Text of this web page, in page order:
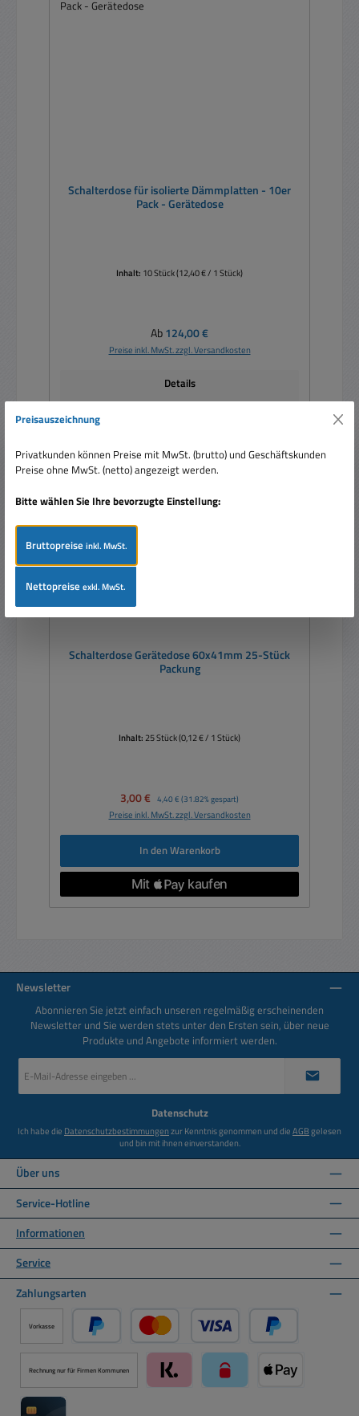
Schalterdose für isolierte Dämmplatten - 10er
Pack - Gerätedose
Inhalt: 10 Stück(12,40 € / 1 Stück)
Regulärer Preis:
Ab124,00 €
Preise inkl. MwSt. zzgl. Versandkosten
Details
%Rabatt
Schalterdose Gerätedose 60x41mm 25-Stück
Packung
Inhalt:25 Stück(0,12 € / 1 Stück)
Verkaufspreis:
3,00 € Regulärer Preis:
4,40 € (31.82% gespart)
Preise inkl. MwSt. zzgl. Versandkosten
In den Warenkorb
Newsletter
Abonnieren Sie jetzt einfach unseren regelmäßig erscheinenden
Newsletter und Sie werden stets unter den Ersten sein, über neue
Produkte und Angebote informiert werden.
Mail-
Datenschutz
Ich habe die Datenschutzbestimmungenzur Kenntnis genommen und dieAGBgelesen
und bin mit ihnen einverstanden.
Über uns
Service-Hotline
Informationen
Service
Zahlungsarten
Vorkasse
PayPal Kredit- oder Debitkarte über PayPal
Rechnung nur für Firmen Kommunen
Preisauszeichnung
Privatkunden können Preise mit MwSt. (brutto) und Geschäftskunden
Preise ohne MwSt. (netto) angezeigt werden.
Bitte wählen Sie Ihre bevorzugte Einstellung:
Bruttopreiseinkl. MwSt.
Nettopreiseexkl. MwSt.